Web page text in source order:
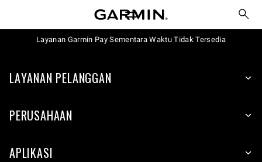
Layanan Garmin Pay Sementara Waktu Tidak Tersedia
LAYANAN PELANGGAN
PERUSAHAAN
APLIKASI